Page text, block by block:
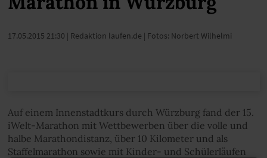
17.05.2015 21:30 | Redaktion laufen.de | Fotos: Norbert Wilhelmi
Auf einem Innenstadtkurs durch Würzburg fand der 15.
iWelt-Marathon mit Wettbewerben über die volle und
halbe Marathondistanz, über 10 Kilometer und als
Staffelmarathon sowie mit Kinder- und Schülerläufen